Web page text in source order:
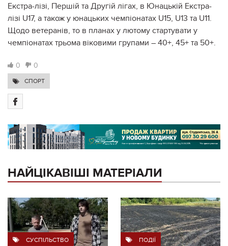
Екстра-лізі, Першій та Другій лігах, в Юнацькій Екстра-
лізі U17, а також у юнацьких чемпіонатах U15, U13 та U11.
Щодо ветеранів, то в планах у лютому стартувати у
чемпіонатах трьома віковими групами – 40+, 45+ та 50+.
0 0
СПОРТ
НАЙЦІКАВІШІ МАТЕРІАЛИ
СУСПІЛЬСТВО ПОДІЇ